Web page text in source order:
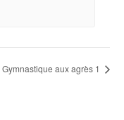
Gymnastique aux agrès 1